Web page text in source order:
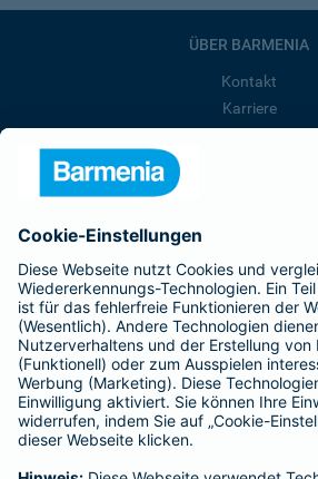
ÜBER BARMENIA
Kontakt
Karriere
Barmenia ist Teil der
BELIEBTE SEITEN
Kranken-
Tierversicherungen